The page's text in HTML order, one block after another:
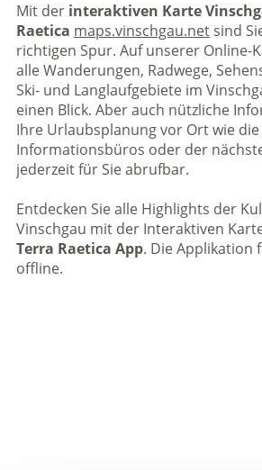
Mit der interaktiven Karte
Raetica maps.vinschgau.netsind
richtigen Spur. Auf unserer Online-
alle Wanderungen, Radwege,
Ski- und Langlaufgebiete im
einen Blick. Aber auch nützliche
Ihre Urlaubsplanung vor Ort wie
Informationsbüros oder der
jederzeit für Sie abrufbar.
Entdecken Sie alle Highlights der
Vinschgau mit der Interaktiven
Terra Raetica App. Die Applikation
offline.